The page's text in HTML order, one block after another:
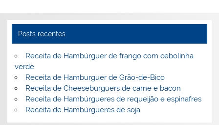
Posts recentes
Receita de Hambúrguer de frango com cebolinha
verde
Receita de Hamburguer de Grão-de-Bico
Receita de Cheeseburguers de carne e bacon
Receita de Hambúrgueres de requeijão e espinafres
Receita de Hambúrgueres de soja